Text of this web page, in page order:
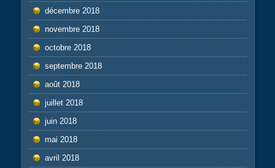
décembre 2018
novembre 2018
octobre 2018
septembre 2018
août 2018
juillet 2018
juin 2018
mai 2018
avril 2018